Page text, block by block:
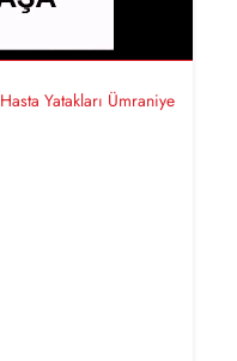
Hasta Yatakları Ümraniye